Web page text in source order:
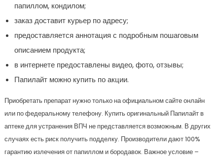
папиллом, кондилом;
заказ доставит курьер по адресу;
предоставляется аннотация с подробным пошаговым
описанием продукта;
в интернете предоставлены видео, фото, отзывы;
Папилайт можно купить по акции.
Приобретать препарат нужно только на официальном сайте онлайн
или по федеральному телефону. Купить оригинальный Папилайт в
аптеке для устранения ВПЧ не представляется возможным. В других
случаях есть риск получить подделку. Производители дают 100%
гарантию излечения от папиллом и бородавок. Важное условие –